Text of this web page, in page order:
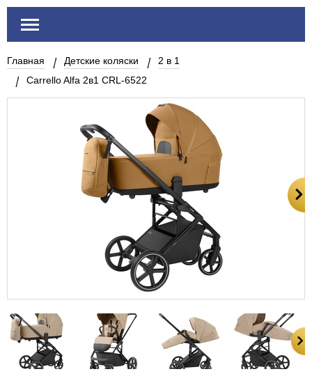
Главная Детские коляски
2 в 1
Carrello Alfa 2в1 CRL-6522